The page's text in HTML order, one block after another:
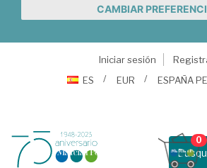
CAMBIAR
Iniciar sesión
ES
EUR ESPAÑA
0